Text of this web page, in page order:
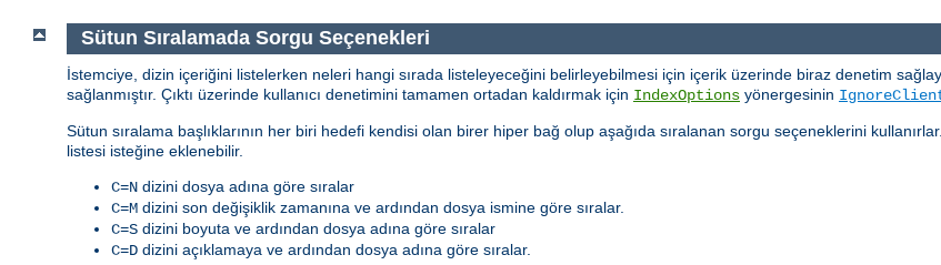
Sütun Sıralamada Sorgu Seçenekleri
İstemciye, dizin içeriğini listelerken neleri hangi sırada listeleyeceğini belirleyebilmesi için içerik üzerinde biraz denetim
sağlanmıştır. Çıktı üzerinde kullanıcı denetimini tamamen ortadan kaldırmak için IndexOptions yönergesinin
Sütun sıralama başlıklarının her biri hedefi kendisi olan birer hiper bağ olup aşağıda sıralanan sorgu seçeneklerini
listesi isteğine eklenebilir.
C=N dizini dosya adına göre sıralar
C=M dizini son değişiklik zamanına ve ardından dosya ismine göre sıralar.
C=S dizini boyuta ve ardından dosya adına göre sıralar
C=D dizini açıklamaya ve ardından dosya adına göre sıralar.